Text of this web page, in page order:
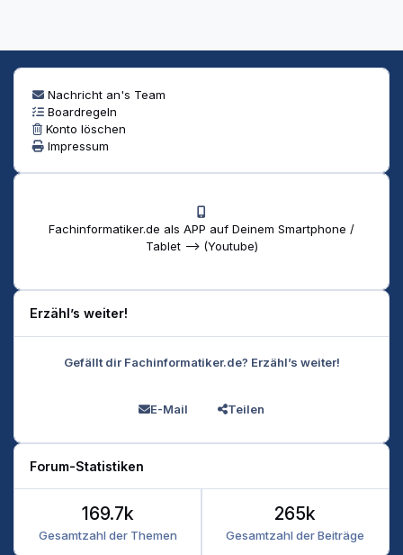
Nachricht an's Team
Boardregeln
Konto löschen
Impressum
Fachinformatiker.de als APP auf Deinem Smartphone /
Tablet --> (Youtube)
Erzähl’s weiter!
Gefällt dir Fachinformatiker.de? Erzähl’s weiter!
E-Mail Teilen
Forum-Statistiken
Gesamtzahl der Themen
169.7k
Gesamtzahl der Beiträge
265k